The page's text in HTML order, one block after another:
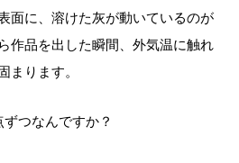
面に、溶けた灰が動いているのが
作品を出した瞬間、外気温に触れ
まります。
つなんですか？